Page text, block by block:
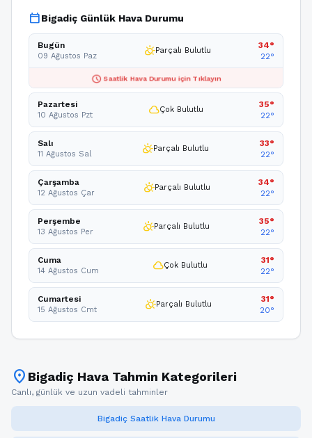
calendar_todayBigadiç Günlük Hava Durumu
Bugün
09 Ağustos Paz partly_cloudy_dayParçalı Bulutlu
34°
22°
schedule Saatlik Hava Durumu için Tıklayın
Pazartesi
10 Ağustos Pzt cloudÇok Bulutlu
35°
22°
Salı
11 Ağustos Sal partly_cloudy_dayParçalı Bulutlu
33°
22°
Çarşamba
12 Ağustos Çar partly_cloudy_dayParçalı Bulutlu
34°
22°
Perşembe
13 Ağustos Per partly_cloudy_dayParçalı Bulutlu
35°
22°
Cuma
14 Ağustos Cum cloudÇok Bulutlu
31°
22°
Cumartesi
15 Ağustos Cmt partly_cloudy_dayParçalı Bulutlu
31°
20°
location_on Bigadiç Hava Tahmin Kategorileri
Canlı, günlük ve uzun vadeli tahminler
Bigadiç Saatlik Hava Durumu